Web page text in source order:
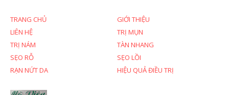
TRANG CHỦ
GIỚI THIỆU
LIÊN HỆ
TRỊ MỤN
TRỊ NÁM
TÀN NHANG
SẸO RỖ
SẸO LỒI
RẠN NỨT DA
HIỆU QUẢ ĐIỀU TRỊ